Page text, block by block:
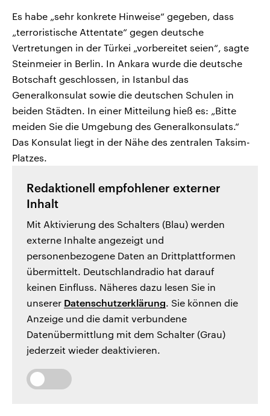
Es habe „sehr konkrete Hinweise“ gegeben, dass
„terroristische Attentate“ gegen deutsche
Vertretungen in der Türkei „vorbereitet seien“, sagte
Steinmeier in Berlin. In Ankara wurde die deutsche
Botschaft geschlossen, in Istanbul das
Generalkonsulat sowie die deutschen Schulen in
beiden Städten. In einer Mitteilung hieß es: „Bitte
meiden Sie die Umgebung des Generalkonsulats.“
Das Konsulat liegt in der Nähe des zentralen Taksim-
Platzes.
Redaktionell empfohlener externer
Inhalt
Mit Aktivierung des Schalters (Blau) werden
externe Inhalte angezeigt und
personenbezogene Daten an Drittplattformen
übermittelt. Deutschlandradio hat darauf
keinen Einfluss. Näheres dazu lesen Sie in
unserer Datenschutzerklärung. Sie können die
Anzeige und die damit verbundene
Datenübermittlung mit dem Schalter (Grau)
jederzeit wieder deaktivieren.